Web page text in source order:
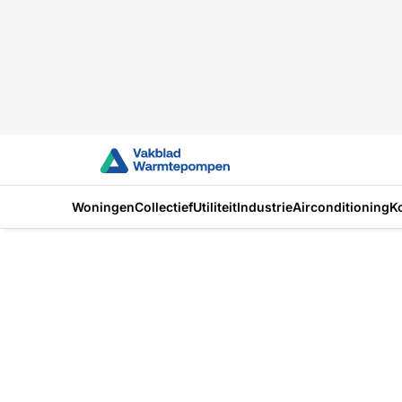
WoningenCollectiefUtiliteitIndustrieAirconditioning